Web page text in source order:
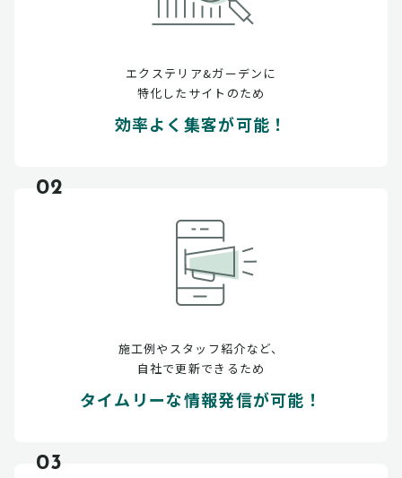
エクステリア&ガーデンに
特化したサイトのため
効率よく集客が可能！
02
施工例やスタッフ紹介など、
自社で更新できるため
タイムリーな情報発信が可能！
03